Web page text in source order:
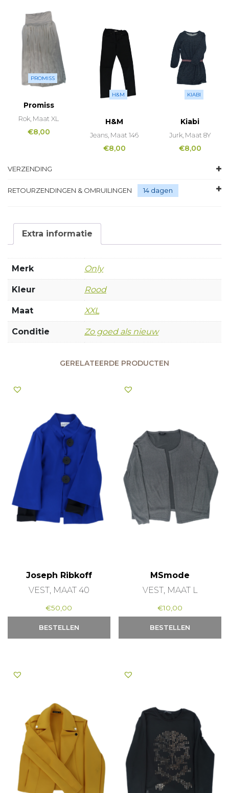
PROMISS
Promiss
Rok, Maat XL
€8,00
H&M
H&M
Jeans, Maat 146
€8,00
KIABI
Kiabi
Jurk, Maat 8Y
€8,00
VERZENDING
RETOURZENDINGEN & OMRUILINGEN 14 dagen
Extra informatie
Merk Only
Kleur Rood
Maat XXL
Conditie Zo goed als nieuw
GERELATEERDE PRODUCTEN
Joseph Ribkoff
VEST, MAAT 40
€50,00
BESTELLEN
MSmode
VEST, MAAT L
€10,00
BESTELLEN